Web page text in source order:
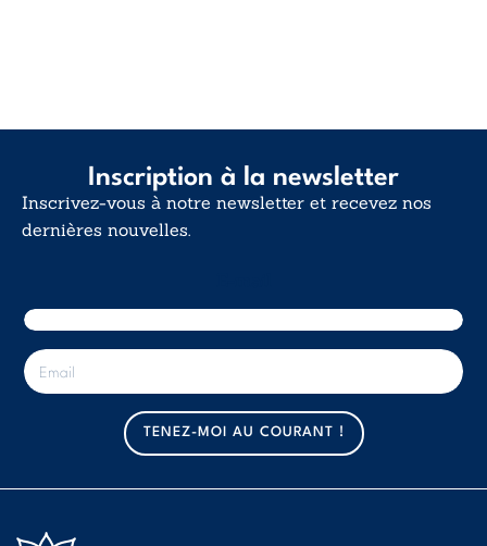
Inscription à la newsletter
Inscrivez-vous à notre newsletter et recevez nos
dernières nouvelles.
E
-
m
TENEZ-MOI AU COURANT !